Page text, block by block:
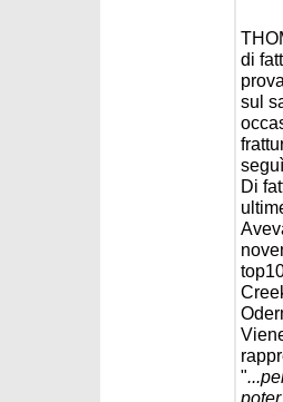
di
sul
Di
"